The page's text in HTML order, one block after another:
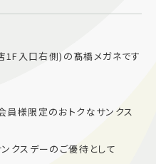
駐車場
1F入口右側)の髙橋メガネです
様限定のおトクなサンクス
クスデーのご優待として